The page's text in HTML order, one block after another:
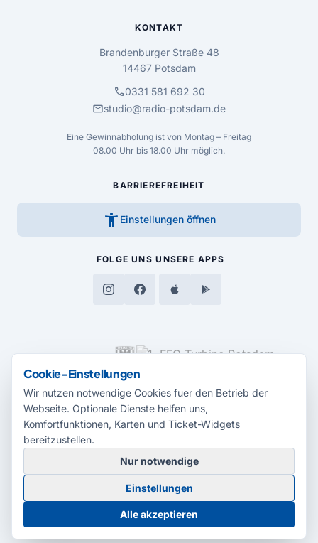
KONTAKT
Brandenburger Straße 48
14467 Potsdam
call0331 581 692 30
mailstudio@radio-potsdam.de
Eine Gewinnabholung ist von Montag – Freitag
08.00 Uhr bis 18.00 Uhr möglich.
BARRIEREFREIHEIT
accessibility_new Einstellungen öffnen
FOLGE UNS UNSERE APPS
MEDIENPARTNER
© 2026 Radio Potsdam. Webseite entwickelt durch dieMedienagentur
Babelsberg
BarrierefreiheitserklärungAGBDatenschutzImpressum
Cookie-Einstellungen
Cookie-Einstellungen
Wir nutzen notwendige Cookies fuer den Betrieb der
Webseite. Optionale Dienste helfen uns,
Komfortfunktionen, Karten und Ticket-Widgets
bereitzustellen.
Nur notwendige
Einstellungen
Alle akzeptieren